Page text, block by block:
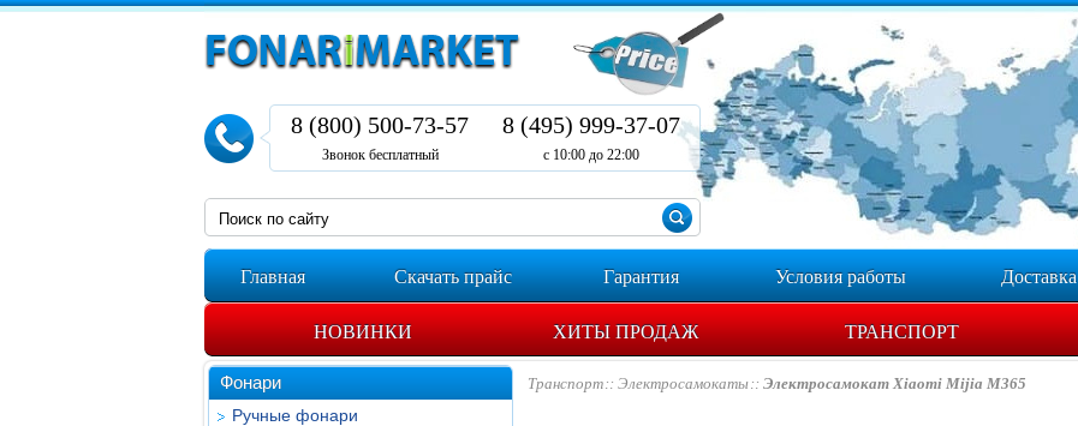
8 (800) 500-73-57
Звонок бесплатный
8 (495) 999-37-07
с 10:00 до 22:00
Главная Скачать прайс Гарантия Условия работы Доставка
НОВИНКИ ХИТЫ ПРОДАЖ ТРАНСПОРТ
Фонари
Ручные фонари
Транспорт Электросамокаты Электросамокат Xiaomi Mijia M365